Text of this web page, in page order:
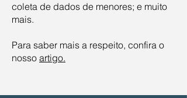
coleta de dados de menores; e muito
mais.
Para saber mais a respeito, confira o
nosso artigo.